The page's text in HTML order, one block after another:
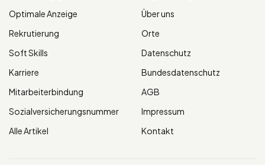
Optimale Anzeige
Rekrutierung
Soft Skills
Karriere
Mitarbeiterbindung
Sozialversicherungsnummer
Alle Artikel
Über uns
Orte
Datenschutz
Bundesdatenschutz
AGB
Impressum
Kontakt